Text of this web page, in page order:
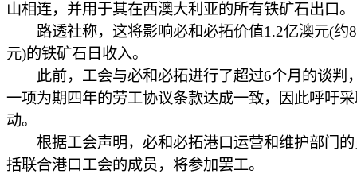
山相连，并用于其在西澳大利亚的所有铁矿石出口。
路透社称，这将影响必和必拓价值1.2亿澳元(约
元)的铁矿石日收入。
此前，工会与必和必拓进行了超过6个月的谈判
一项为期四年的劳工协议条款达成一致，因此呼吁
动。
根据工会声明，必和必拓港口运营和维护部门的
括联合港口工会的成员，将参加罢工。